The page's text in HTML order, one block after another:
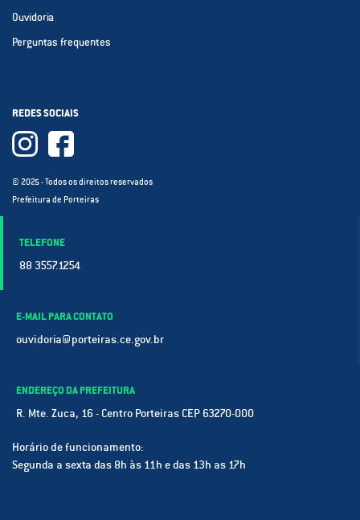
Ouvidoria
Perguntas frequentes
REDES SOCIAIS
© 2025 - Todos os direitos reservados
Prefeitura de Porteiras
TELEFONE
88 3557.1254
E-MAIL PARA CONTATO
ouvidoria@porteiras.ce.gov.br
ENDEREÇO DA PREFEITURA
R. Mte. Zuca, 16 - Centro Porteiras CEP 63270-000
Horário de funcionamento:
Segunda a sexta das 8h às 11h e das 13h as 17h